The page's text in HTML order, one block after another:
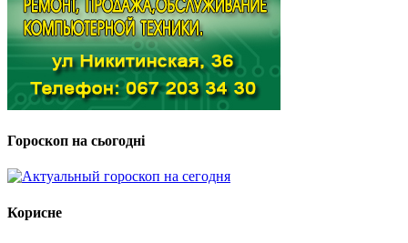
Гороскоп на сьогодні
Корисне